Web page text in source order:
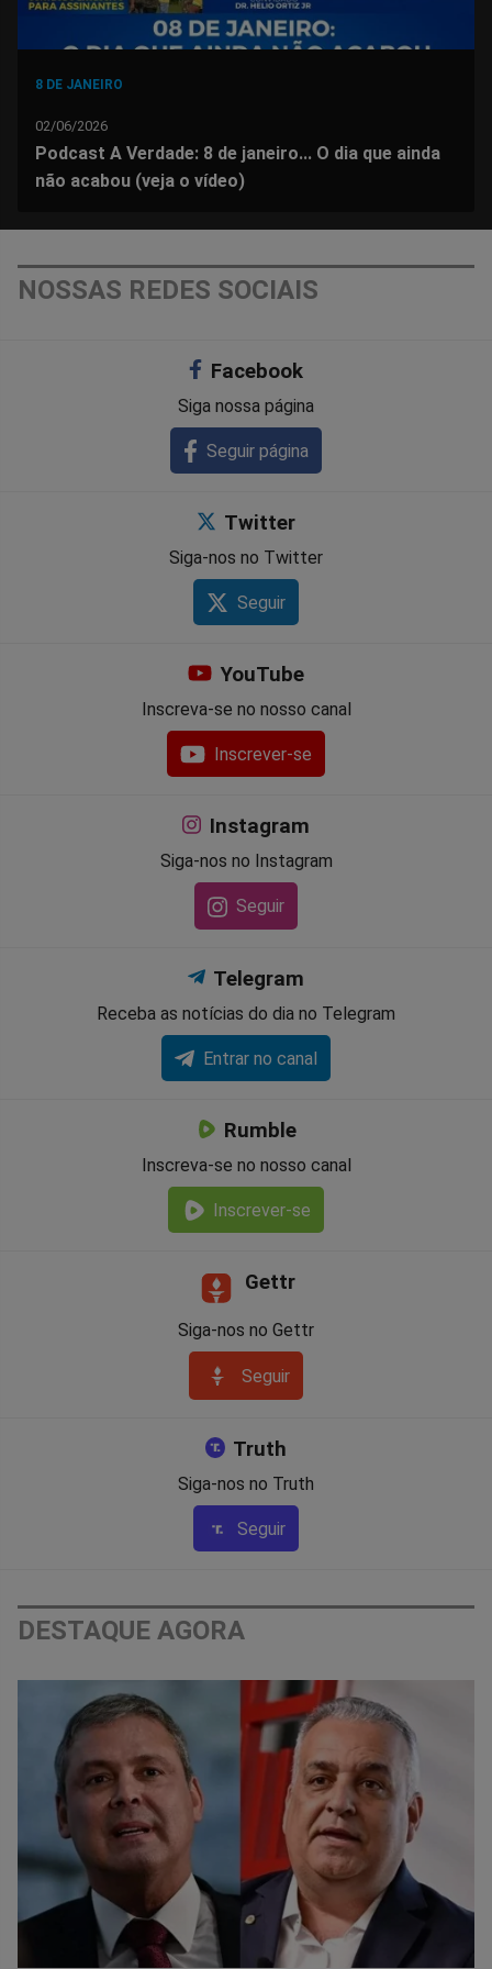
8 DE JANEIRO
02/06/2026
Podcast A Verdade: 8 de janeiro... O dia que ainda
não acabou (veja o vídeo)
NOSSAS REDES SOCIAIS
Facebook
Siga nossa página
Seguir página
Twitter
Siga-nos no Twitter
Seguir
YouTube
Inscreva-se no nosso canal
Inscrever-se
Instagram
Siga-nos no Instagram
Seguir
Telegram
Receba as notícias do dia no Telegram
Entrar no canal
Rumble
Inscreva-se no nosso canal
Inscrever-se
Gettr
Siga-nos no Gettr
Seguir
Truth
Siga-nos no Truth
Seguir
DESTAQUE AGORA